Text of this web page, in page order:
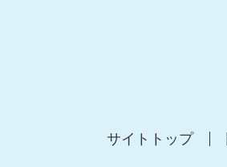
サイトトップ